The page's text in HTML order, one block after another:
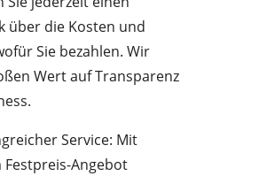
über die Kosten und
Sie bezahlen. Wir
Wert auf Transparenz
Service: Mit
Festpreis-Angebot